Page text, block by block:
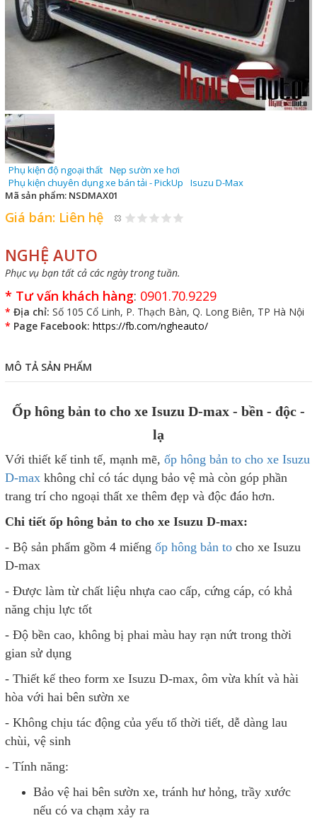
Phụ kiện độ ngoại thất Nẹp sườn xe hơi
Phụ kiện chuyên dụng xe bán tải - PickUp
Isuzu D-Max
Mã sản phẩm: NSDMAX01
Giá bán: Liên hệ
NGHỆ AUTO
Phục vụ bạn tất cả các ngày trong tuần.
* Tư vấn khách hàng: 0901.70.9229
* Địa chỉ: Số 105 Cổ Linh, P. Thạch Bàn, Q. Long Biên, TP Hà Nội
* Page Facebook: https://fb.com/ngheauto/
MÔ TẢ SẢN PHẨM
Ốp hông bản to cho xe Isuzu D-max - bền - độc -
lạ
Với thiết kế tinh tế, mạnh mẽ, ốp hông bản to cho xe Isuzu
D-max không chỉ có tác dụng bảo vệ mà còn góp phần
trang trí cho ngoại thất xe thêm đẹp và độc đáo hơn.
Chi tiết ốp hông bản to cho xe Isuzu D-max:
- Bộ sản phẩm gồm 4 miếng ốp hông bản to cho xe Isuzu
D-max
- Được làm từ chất liệu nhựa cao cấp, cứng cáp, có khả
năng chịu lực tốt
- Độ bền cao, không bị phai màu hay rạn nứt trong thời
gian sử dụng
- Thiết kế theo form xe Isuzu D-max, ôm vừa khít và hài
hòa với hai bên sườn xe
- Không chịu tác động của yếu tố thời tiết, dễ dàng lau
chùi, vệ sinh
- Tính năng:
Bảo vệ hai bên sườn xe, tránh hư hỏng, trầy xước
nếu có va chạm xảy ra